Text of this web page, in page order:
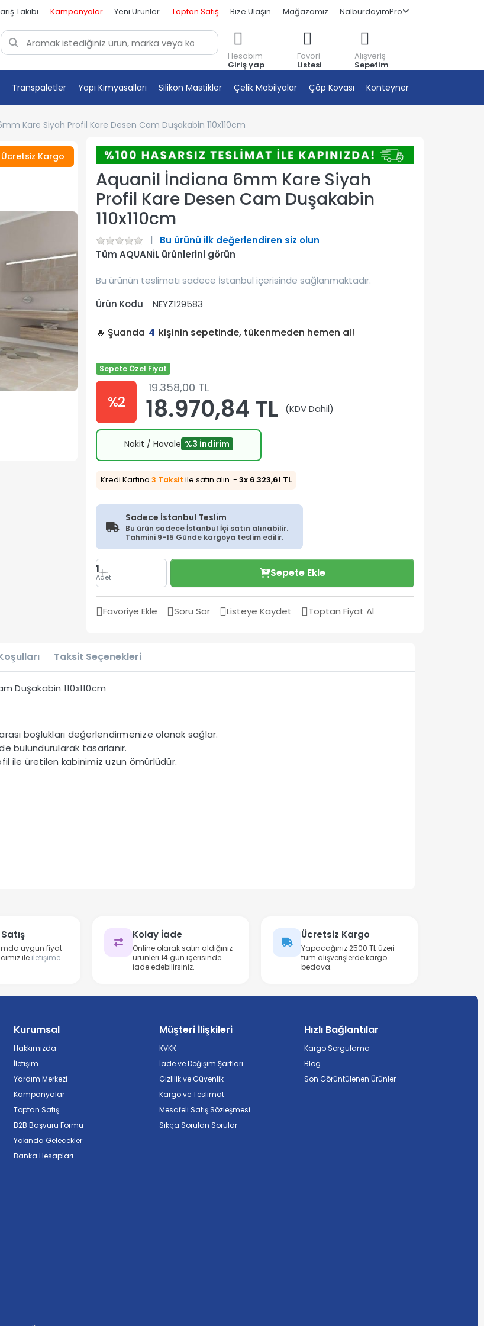
Takibi Kampanyalar Yeni Ürünler Toptan Satış Bize Ulaşın Mağazamız NalburdayımPro
Hesabım
Giriş yap
Favori
Listesi
Alışveriş
Sepetim
Transpaletler Yapı Kimyasalları Silikon Mastikler Çelik Mobilyalar Çöp Kovası Konteyner
Kare Siyah Profil Kare Desen Cam Duşakabin 110x110cm
Ücretsiz Kargo
Aquanil İndiana 6mm Kare Siyah
Profil Kare Desen Cam Duşakabin
110x110cm
Bu ürünü ilk değerlendiren siz olun
Tüm AQUANİL ürünlerini görün
Bu ürünün teslimatı sadece İstanbul içerisinde sağlanmaktadır.
Ürün Kodu
NEYZ129583
🔥 Şuanda 4 kişinin sepetinde, tükenmeden hemen al!
Sepete Özel Fiyat
%2
19.358,00 TL
18.970,84 TL (KDV Dahil)
Nakit / Havale %3 İndirim
Kredi Kartına 3 Taksit ile satın alın. - 3x 6.323,61 TL
Sadece İstanbul Teslim
Bu ürün sadece İstanbul İçi satın alınabilir.
Tahmini 9-15 Günde kargoya teslim edilir.
1
Adet Sepete Ekle
Favoriye Ekle Soru Sor Listeye Kaydet Toptan Fiyat Al
Taksit Seçenekleri
Duşakabin 110x110cm
boşlukları değerlendirmenize olanak sağlar.
bulundurularak tasarlanır.
ile üretilen kabinimiz uzun ömürlüdür.
uygun fiyat
ile iletişime
Kolay İade
Online olarak satın aldığınız
ürünleri 14 gün içerisinde
iade edebilirsiniz.
Ücretsiz Kargo
Yapacağınız 2500 TL üzeri
tüm alışverişlerde kargo
bedava.
Kurumsal
Hakkımızda
İletişim
Yardım Merkezi
Kampanyalar
Toptan Satış
B2B Başvuru Formu
Yakında Gelecekler
Banka Hesapları
Müşteri İlişkileri
KVKK
İade ve Değişim Şartları
Gizlilik ve Güvenlik
Kargo ve Teslimat
Mesafeli Satış Sözleşmesi
Sıkça Sorulan Sorular
Hızlı Bağlantılar
Kargo Sorgulama
Blog
Son Görüntülenen Ürünler